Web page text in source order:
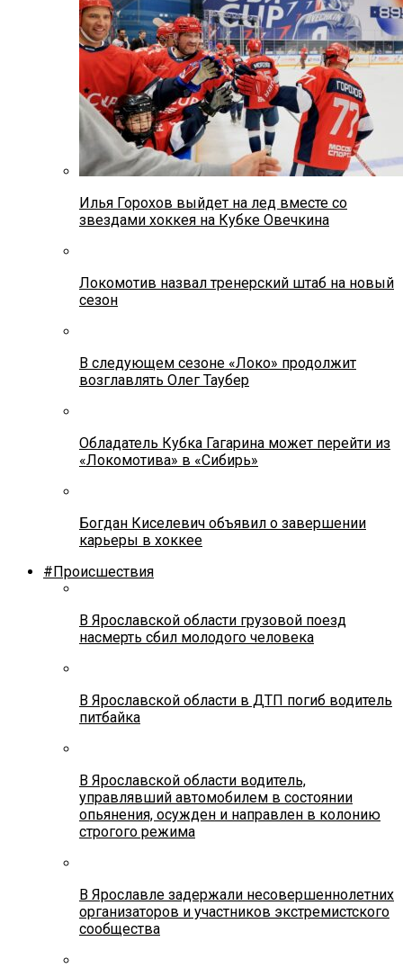
Илья Горохов выйдет на лед вместе со
звездами хоккея на Кубке Овечкина
Локомотив назвал тренерский штаб на новый
сезон
В следующем сезоне «Локо» продолжит
возглавлять Олег Таубер
Обладатель Кубка Гагарина может перейти из
«Локомотива» в «Сибирь»
Богдан Киселевич объявил о завершении
карьеры в хоккее
#Происшествия
В Ярославской области грузовой поезд
насмерть сбил молодого человека
В Ярославской области в ДТП погиб водитель
питбайка
В Ярославской области водитель,
управлявший автомобилем в состоянии
опьянения, осужден и направлен в колонию
строгого режима
В Ярославле задержали несовершеннолетних
организаторов и участников экстремистского
сообщества